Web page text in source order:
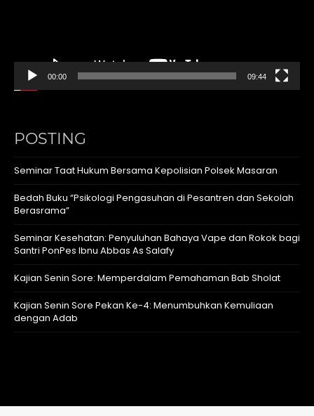
00:00 09:44
POSTING
Seminar Taat Hukum Bersama Kepolisian Polsek Masaran
Bedah Buku “Psikologi Pengasuhan di Pesantren dan Sekolah
Berasrama”
Seminar Kesehatan: Penyuluhan Bahaya Vape dan Rokok bagi
Santri PonPes Ibnu Abbas As Salafy
Kajian Senin Sore: Memperdalam Pemahaman Bab Sholat
Kajian Senin Sore Pekan Ke-4: Menumbuhkan Kemuliaan
dengan Adab